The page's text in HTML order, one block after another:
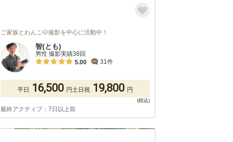
ご家族とわんこ🐶撮影を中心に活動中！
智(とも)
男性 撮影実績38回
5.00
31件
平日 16,500 円土日祝 19,800 円
最終アクティブ：7日以上前